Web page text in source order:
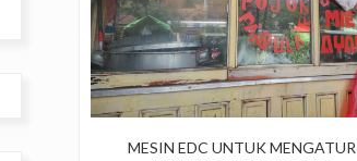
MESIN EDC UNTUK MENGATUR